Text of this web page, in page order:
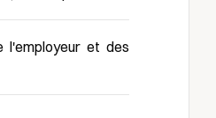
l'employeur et des